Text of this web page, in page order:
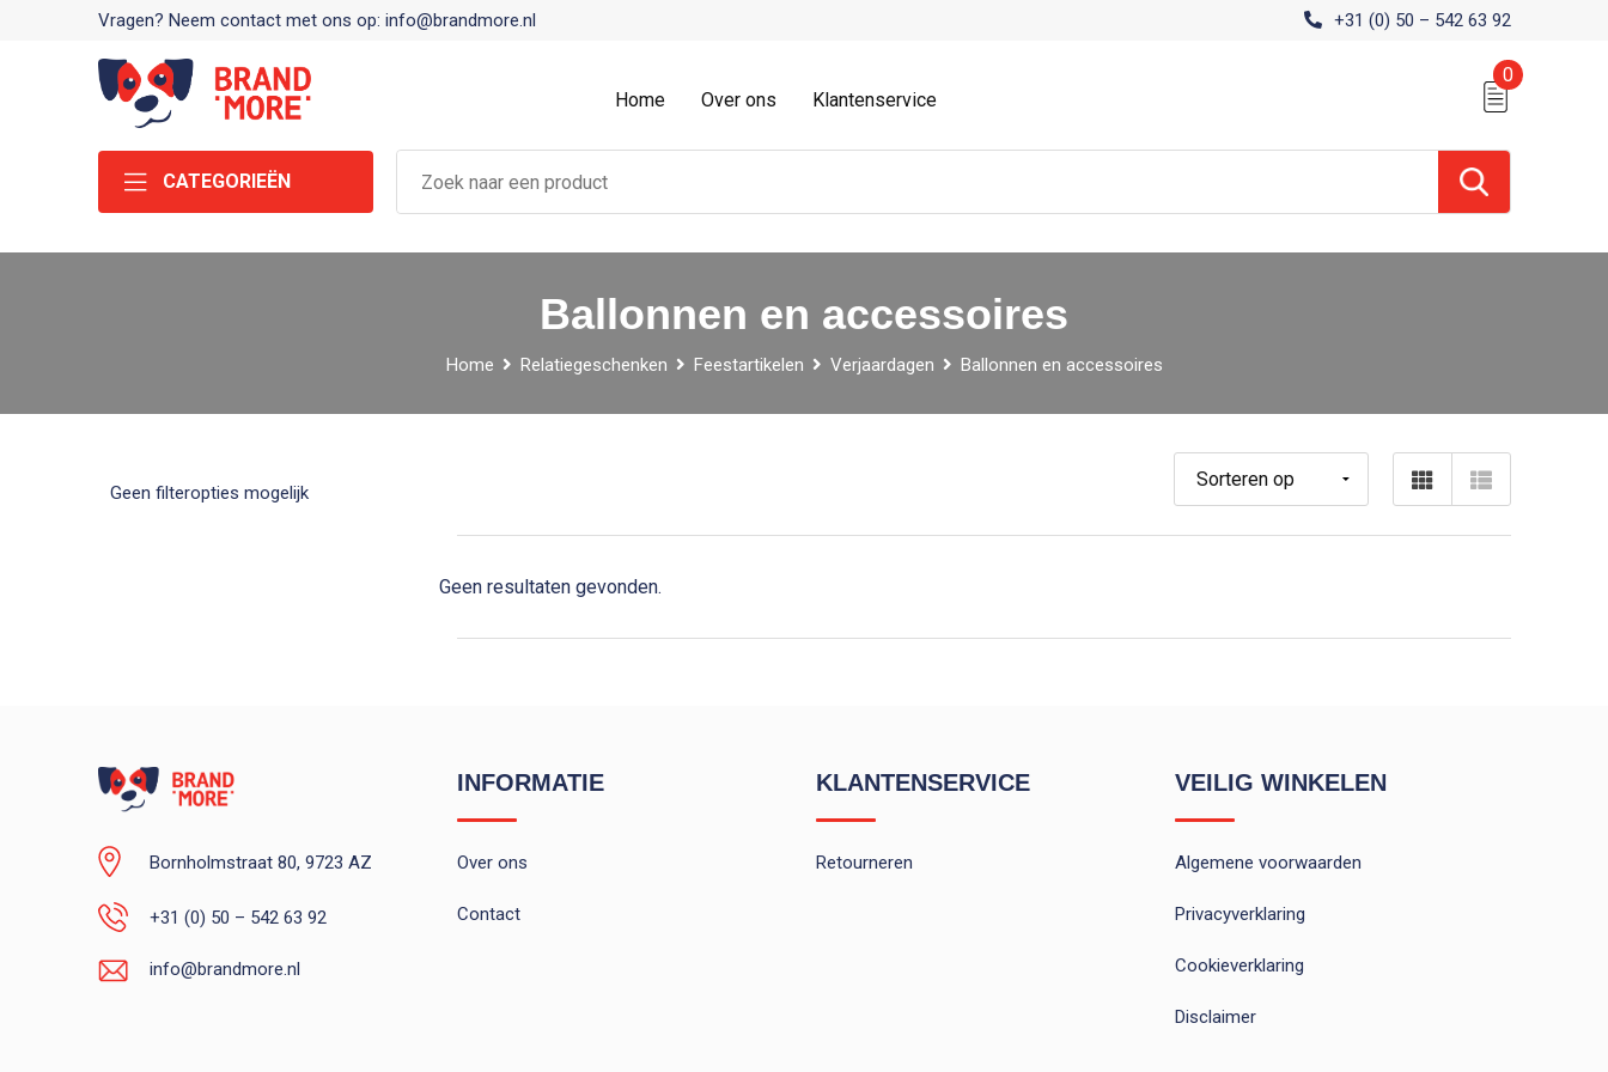
Vragen? Neem contact met ons op: info@brandmore.nl +31 (0) 50 – 542 63 92
Home Over ons Klantenservice
0
CATEGORIEËN
Ballonnen en accessoires
Home Relatiegeschenken Feestartikelen Verjaardagen Ballonnen en accessoires
Geen filteropties mogelijk
Geen resultaten gevonden.
Bornholmstraat 80, 9723 AZ
+31 (0) 50 – 542 63 92
info@brandmore.nl
INFORMATIE
Over ons
Contact
KLANTENSERVICE
Retourneren
VEILIG WINKELEN
Algemene voorwaarden
Privacyverklaring
Cookieverklaring
Disclaimer